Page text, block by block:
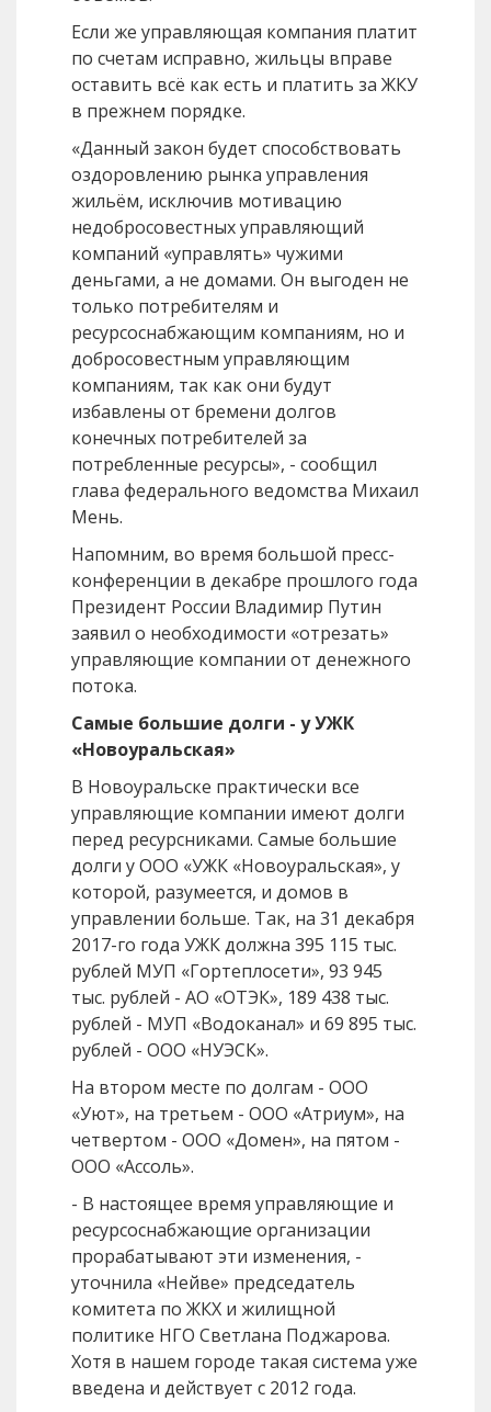
Если же управляющая компания платит
по счетам исправно, жильцы вправе
оставить всё как есть и платить за ЖКУ
в прежнем порядке.
«Данный закон будет способствовать
оздоровлению рынка управления
жильём, исключив мотивацию
недобросовестных управляющий
компаний «управлять» чужими
деньгами, а не домами. Он выгоден не
только потребителям и
ресурсоснабжающим компаниям, но и
добросовестным управляющим
компаниям, так как они будут
избавлены от бремени долгов
конечных потребителей за
потребленные ресурсы», - сообщил
глава федерального ведомства Михаил
Мень.
Напомним, во время большой пресс-
конференции в декабре прошлого года
Президент России Владимир Путин
заявил о необходимости «отрезать»
управляющие компании от денежного
потока.
Самые большие долги - у УЖК
«Новоуральская»
В Новоуральске практически все
управляющие компании имеют долги
перед ресурсниками. Самые большие
долги у ООО «УЖК «Новоуральская», у
которой, разумеется, и домов в
управлении больше. Так, на 31 декабря
2017-го года УЖК должна 395 115 тыс.
рублей МУП «Гортеплосети», 93 945
тыс. рублей - АО «ОТЭК», 189 438 тыс.
рублей - МУП «Водоканал» и 69 895 тыс.
рублей - ООО «НУЭСК».
На втором месте по долгам - ООО
«Уют», на третьем - ООО «Атриум», на
четвертом - ООО «Домен», на пятом -
ООО «Ассоль».
- В настоящее время управляющие и
ресурсоснабжающие организации
прорабатывают эти изменения, -
уточнила «Нейве» председатель
комитета по ЖКХ и жилищной
политике НГО Светлана Поджарова.
Хотя в нашем городе такая система уже
введена и действует с 2012 года.